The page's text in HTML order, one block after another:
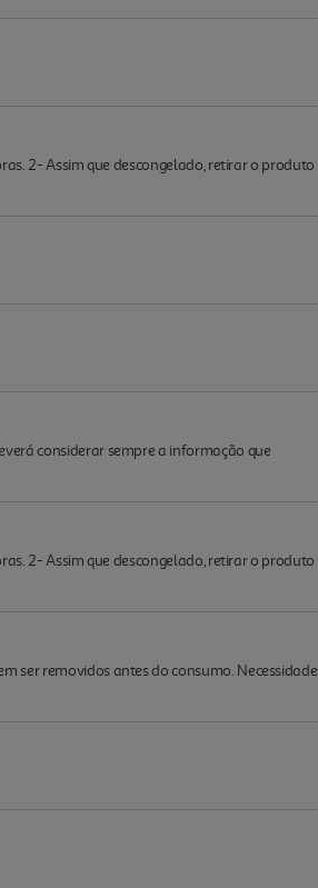
2- Assim que descongelado, retirar o produto
considerar sempre a informação que
2- Assim que descongelado, retirar o produto
ser removidos antes do consumo. Necessidade